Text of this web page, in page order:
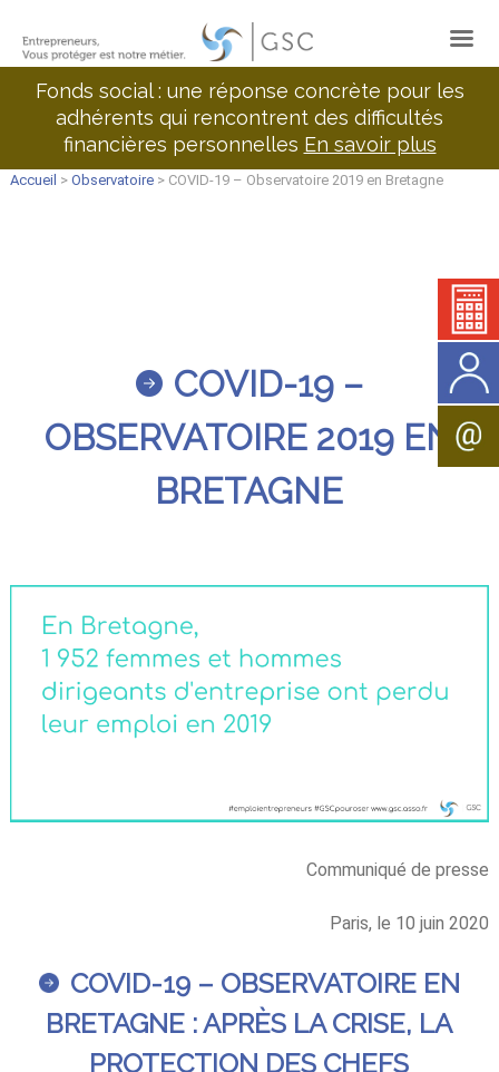
Fonds social : une réponse concrète pour les
adhérents qui rencontrent des difficultés
financières personnelles En savoir plus
Accueil > Observatoire> COVID-19 – Observatoire 2019 en Bretagne
COVID-19 –
OBSERVATOIRE 2019 EN
BRETAGNE
Communiqué de presse
Paris, le 10 juin 2020
COVID-19 – OBSERVATOIRE EN
BRETAGNE : APRÈS LA CRISE, LA
PROTECTION DES CHEFS